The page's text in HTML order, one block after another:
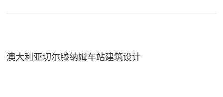
澳大利亚切尔滕纳姆车站建筑设计